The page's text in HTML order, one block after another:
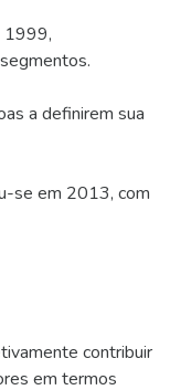
1999,
a definirem sua
se em 2013, com
contribuir
em termos